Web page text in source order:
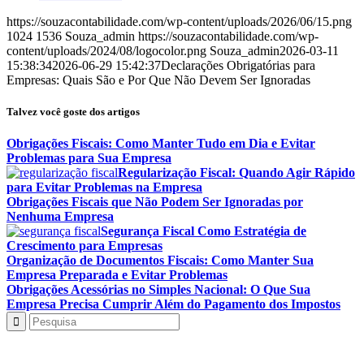
https://souzacontabilidade.com/wp-content/uploads/2026/06/15.png
1024 1536 Souza_admin https://souzacontabilidade.com/wp-
content/uploads/2024/08/logocolor.png Souza_admin2026-03-11
15:38:342026-06-29 15:42:37Declarações Obrigatórias para
Empresas: Quais São e Por Que Não Devem Ser Ignoradas
Talvez você goste dos artigos
Obrigações Fiscais: Como Manter Tudo em Dia e Evitar
Problemas para Sua Empresa
Regularização Fiscal: Quando Agir Rápido
para Evitar Problemas na Empresa
Obrigações Fiscais que Não Podem Ser Ignoradas por
Nenhuma Empresa
Segurança Fiscal Como Estratégia de
Crescimento para Empresas
Organização de Documentos Fiscais: Como Manter Sua
Empresa Preparada e Evitar Problemas
Obrigações Acessórias no Simples Nacional: O Que Sua
Empresa Precisa Cumprir Além do Pagamento dos Impostos